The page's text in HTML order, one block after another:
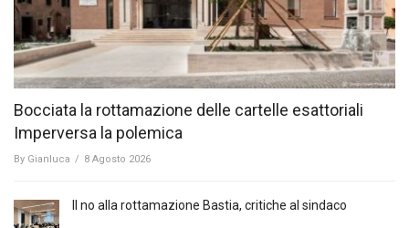
Bocciata la rottamazione delle cartelle esattoriali
Imperversa la polemica
By Gianluca / 8 Agosto 2026
Il no alla rottamazione Bastia, critiche al sindaco